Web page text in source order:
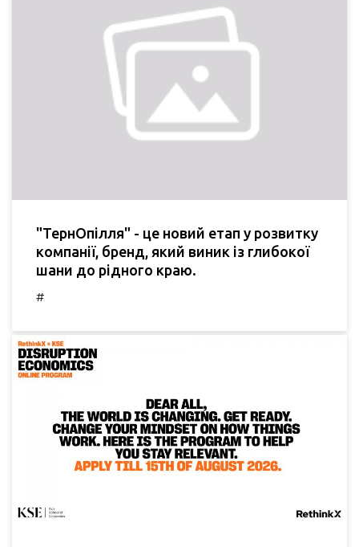
"ТернОпілля" - це новий етап у розвитку
компанії, бренд, який виник із глибокої
шани до рідного краю.
#